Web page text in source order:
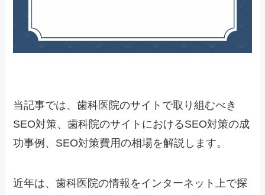
当記事では、歯科医院のサイトで取り組むべき
SEO対策、歯科院のサイトにおけるSEO対策の成
功事例、SEO対策費用の相場を解説します。
近年は、歯科医院の情報をインターネット上で探